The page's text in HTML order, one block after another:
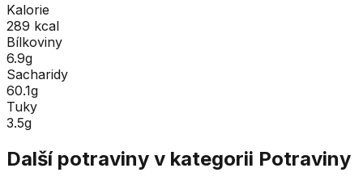
Kalorie
289 kcal
Bílkoviny
6.9g
Sacharidy
60.1g
Tuky
3.5g
Další potraviny v kategorii Potraviny